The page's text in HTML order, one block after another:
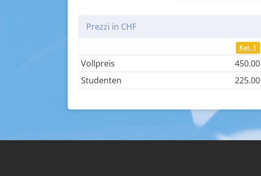
Prezzi in CHF
Kat. 1
Vollpreis 450.00
Studenten
225.00